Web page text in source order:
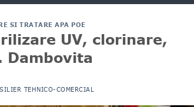
SI TRATARE APA POE
UV, clorinare,
Dambovita
TEHNICO-COMERCIAL